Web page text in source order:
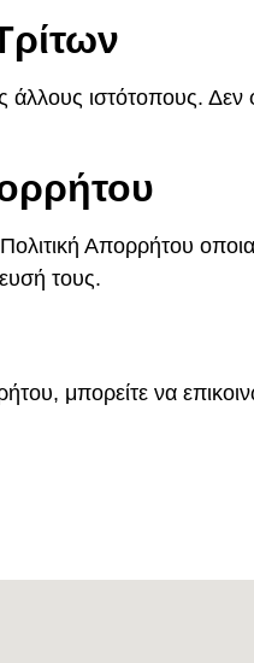
ιστότοπους.
Απορρήτου
τους.
μπορείτε να